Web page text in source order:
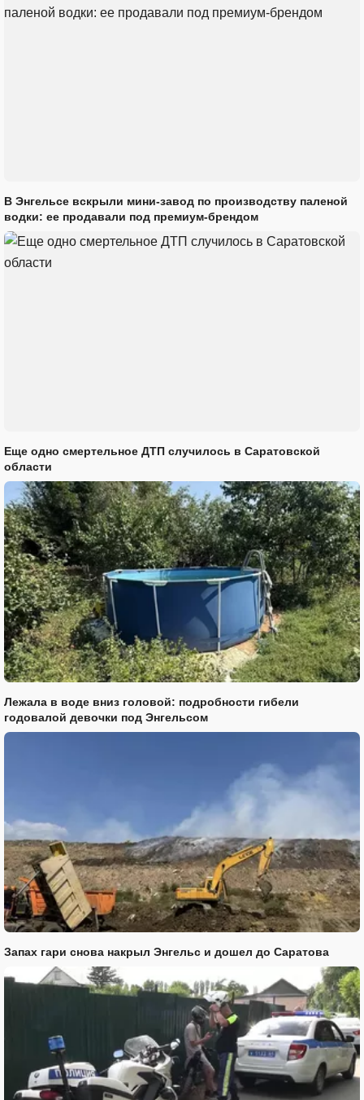
В Энгельсе вскрыли мини-завод по производству паленой
водки: ее продавали под премиум-брендом
Еще одно смертельное ДТП случилось в Саратовской
области
Лежала в воде вниз головой: подробности гибели
годовалой девочки под Энгельсом
Запах гари снова накрыл Энгельс и дошел до Саратова